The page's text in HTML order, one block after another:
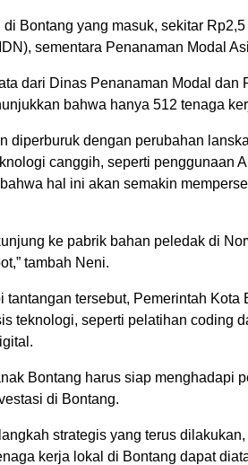
di Bontang yang masuk, sekitar
sementara Penanaman Modal
dari Dinas Penanaman Modal
bahwa hanya 512 tenaga
diperburuk dengan perubahan
canggih, seperti penggunaan
hal ini akan semakin
ke pabrik bahan peledak di
tambah Neni.
tantangan tersebut, Pemerintah
teknologi, seperti pelatihan coding
Bontang harus siap menghadapi
di Bontang.
strategis yang terus
kerja lokal di Bontang dapat